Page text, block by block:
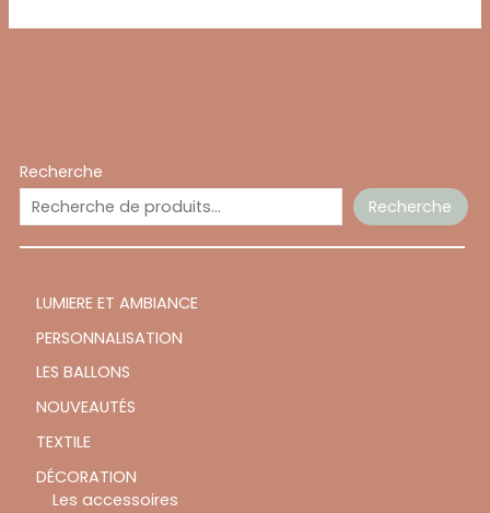
Recherche
Recherche
LUMIERE ET AMBIANCE
PERSONNALISATION
LES BALLONS
NOUVEAUTÉS
TEXTILE
DÉCORATION
Les accessoires